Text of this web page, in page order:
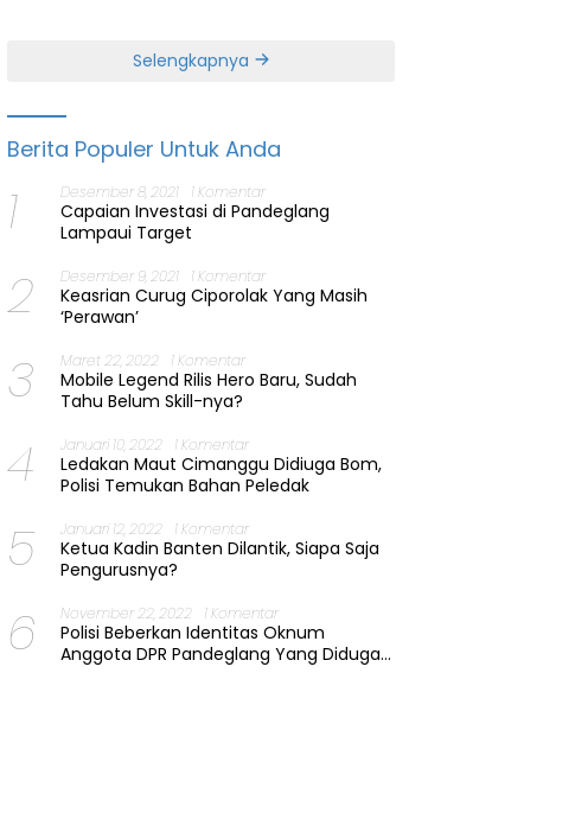
Selengkapnya
Berita Populer Untuk Anda
1 Desember 8, 2021 1 Komentar
Capaian Investasi di Pandeglang
Lampaui Target
2 Desember 9, 2021 1 Komentar
Keasrian Curug Ciporolak Yang Masih
‘Perawan’
3 Maret 22, 2022 1 Komentar
Mobile Legend Rilis Hero Baru, Sudah
Tahu Belum Skill-nya?
4 Januari 10, 2022 1 Komentar
Ledakan Maut Cimanggu Didiuga Bom,
Polisi Temukan Bahan Peledak
5 Januari 12, 2022 1 Komentar
Ketua Kadin Banten Dilantik, Siapa Saja
Pengurusnya?
6 November 22, 2022 1 Komentar
Polisi Beberkan Identitas Oknum
Anggota DPR Pandeglang Yang Diduga